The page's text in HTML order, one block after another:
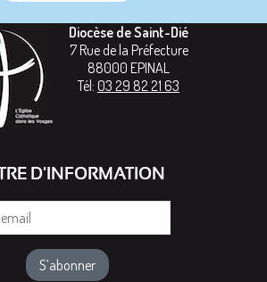
Diocèse de Saint-Dié
7 Rue de la Préfecture
88000 EPINAL
Tél: 03 29 82 21 63
D'INFORMATION